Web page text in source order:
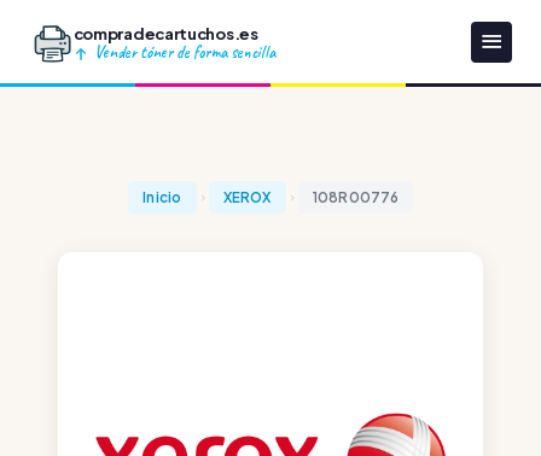
compradecartuchos.es
Vender tóner de forma sencilla
Inicio XEROX 108R00776